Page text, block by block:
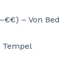
– Von Bed
Tempel